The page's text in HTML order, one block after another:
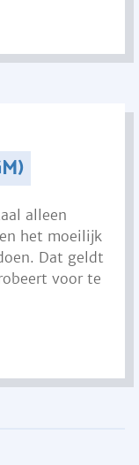
alleen
het moeilijk
Dat geldt
voor te